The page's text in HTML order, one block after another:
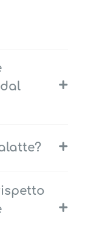
+
+
+